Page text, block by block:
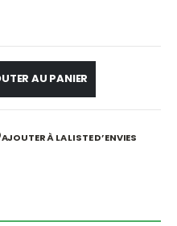
AU PANIER
AJOUTER À LA LISTE D’ENVIES